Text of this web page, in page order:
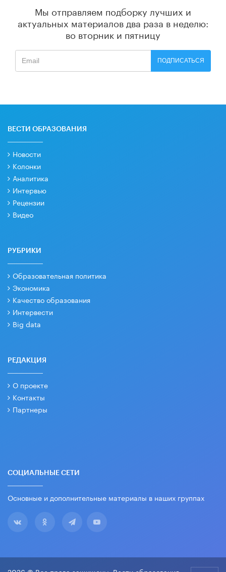
Мы отправляем подборку лучших и
актуальных материалов два раза в неделю:
во вторник и пятницу
ПОДПИСАТЬСЯ
ВЕСТИ ОБРАЗОВАНИЯ
Новости
Колонки
Аналитика
Интервью
Рецензии
Видео
РУБРИКИ
Образовательная политика
Экономика
Качество образования
Интервести
Big data
РЕДАКЦИЯ
О проекте
Контакты
Партнеры
СОЦИАЛЬНЫЕ СЕТИ
Основные и дополнительные материалы в наших группах